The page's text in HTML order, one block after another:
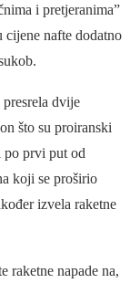
i pretjeranima”
cijene nafte dodatno
dvije
što su proiranski
po prvi put od
koji se proširio
izvela raketne
raketne napade na,